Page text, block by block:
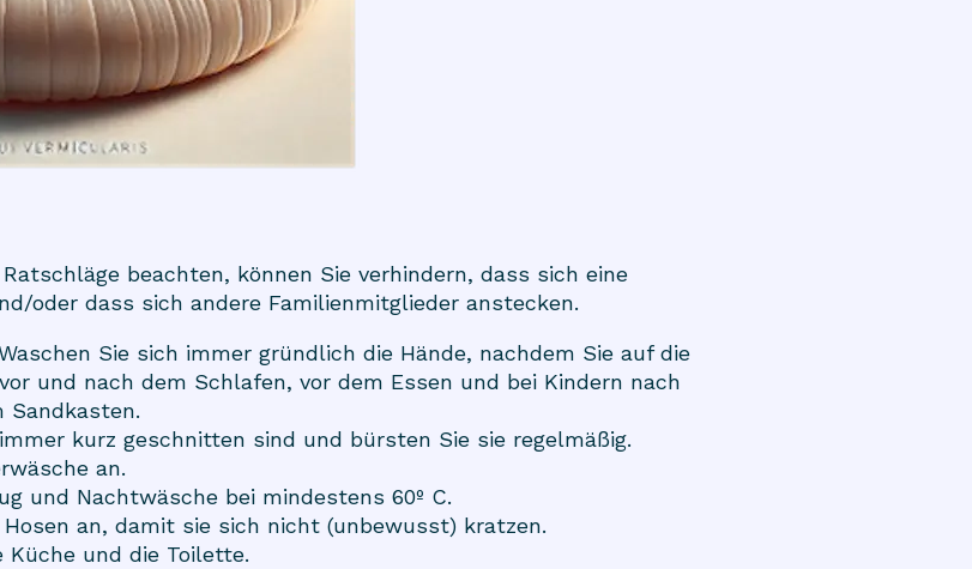
beachten, können Sie verhindern, dass sich eine
oder dass sich andere Familienmitglieder anstecken.
Sie sich immer gründlich die Hände, nachdem Sie auf die
und nach dem Schlafen, vor dem Essen und bei Kindern nach
Sandkasten.
kurz geschnitten sind und bürsten Sie sie regelmäßig.
an.
und Nachtwäsche bei mindestens 60º C.
Hosen an, damit sie sich nicht (unbewusst) kratzen.
Küche und die Toilette.